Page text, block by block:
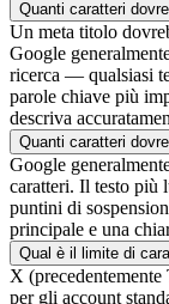
Quanti caratteri
Un meta titolo
Google
ricerca — qualsiasi
parole chiave più
descriva
Quanti caratteri
Google
caratteri. Il testo più
puntini di
principale e una
Qual è il limite di
X
per gli account